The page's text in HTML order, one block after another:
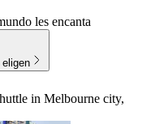
les encanta
in Melbourne city,